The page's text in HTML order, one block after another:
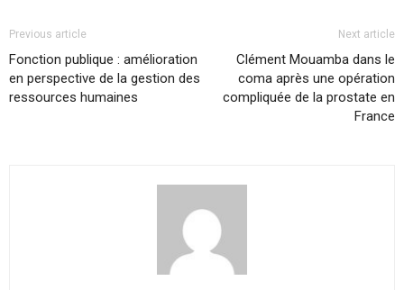
Previous article
Fonction publique : amélioration
en perspective de la gestion des
ressources humaines
Next article
Clément Mouamba dans le
coma après une opération
compliquée de la prostate en
France